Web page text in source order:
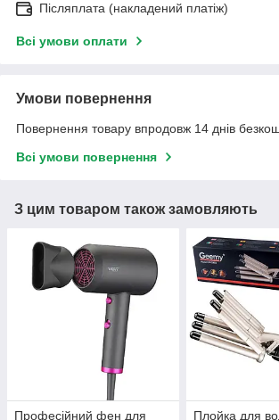
Післяплата (накладений платіж)
Всі умови оплати
Умови повернення
Повернення товару впродовж 14 днів
Всі умови повернення
З цим товаром також замовляють
Професійний фен для Плойка для